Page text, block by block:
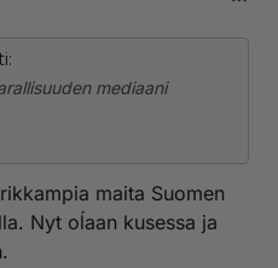
mediaani
maita Suomen
Nyt oĺaan kusessa ja